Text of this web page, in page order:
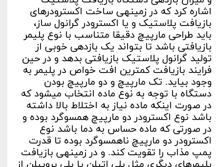
اشاره کرد که در زمینه­ی ساخت اکسترودرهای
بازیافت پلاستیک و یا اکسترودر گرانول ساز،
باید طراحی مارپیچ دقیقا متناسب با نوع پلیمر
بازیافتی باشد تا بتواند یک بازدهی خوبی از
تولید گرانول پلاستیک بازیافتی بدهد و در حین
فرایند بازیافت کمترین افت خواص در پلیمر به
وجود بیاید. تک مارپیچ و دو مارپیچ بودن
دستگاه با توجه به نوع ماده انتخاب می­شود که
در صورت اینکه ماده نیاز به اختلاط بالا داشته
باشد نوع اکسترودر دو مارپیچ همسوگرد بوده و
در صورتی که ماده حساس به دما باشد نوع
اکسترودر دو مارپیچ ناهمسوگرد بوده تا قدرت
پمپ مذاب را تقویت کند. و در زمینه­ی بازیافت